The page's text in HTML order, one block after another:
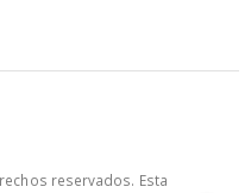
reservados. Esta